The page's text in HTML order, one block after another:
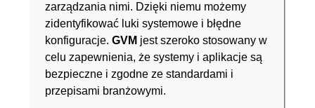
zarządzania nimi. Dzięki niemu możemy
zidentyfikować luki systemowe i błędne
konfiguracje. GVM jest szeroko stosowany w
celu zapewnienia, że systemy i aplikacje są
bezpieczne i zgodne ze standardami i
przepisami branżowymi.